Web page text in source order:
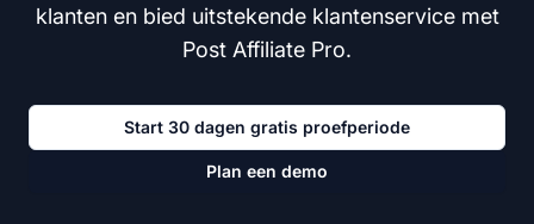
klanten en bied uitstekende klantenservice met
Post Affiliate Pro.
Start 30 dagen gratis proefperiode
Plan een demo